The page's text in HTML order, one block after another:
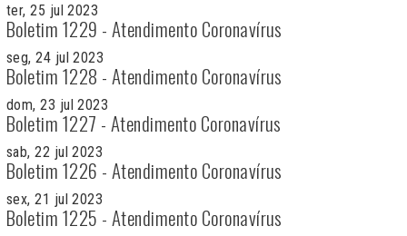
ter, 25 jul 2023
Boletim 1229 - Atendimento Coronavírus
seg, 24 jul 2023
Boletim 1228 - Atendimento Coronavírus
dom, 23 jul 2023
Boletim 1227 - Atendimento Coronavírus
sab, 22 jul 2023
Boletim 1226 - Atendimento Coronavírus
sex, 21 jul 2023
Boletim 1225 - Atendimento Coronavírus